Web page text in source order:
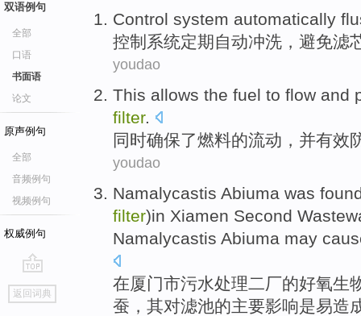
双语例句
全部
口语
书面语
论文
原声例句
全部
音频例句
视频例句
权威例句
go
top
返回词典
Control system automatically
控制 系统定期 自动冲洗 ， 避免滤
youdao
This allows the fuel to flow and
filter.
同时确保了燃料的流动 ， 并有效
youdao
Namalycastis Abiuma was
filter)in Xiamen Second
Namalycastis Abiuma may
在厦门市污水处理 二 厂的好氧生
蚕，其对滤池的主要影响是易造